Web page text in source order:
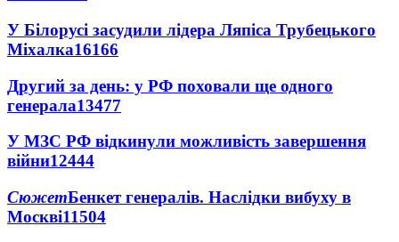
У Білорусі засудили лідера Ляпіса Трубецького
Міхалка16166
Другий за день: у РФ поховали ще одного
генерала13477
У МЗС РФ відкинули можливість завершення
війни12444
СюжетБенкет генералів. Наслідки вибуху в
Москві11504